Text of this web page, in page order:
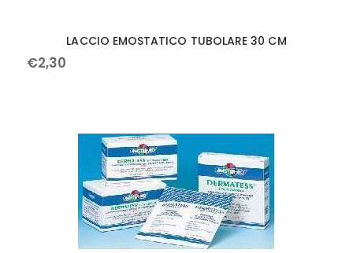
LACCIO EMOSTATICO TUBOLARE 30 CM
€2,30